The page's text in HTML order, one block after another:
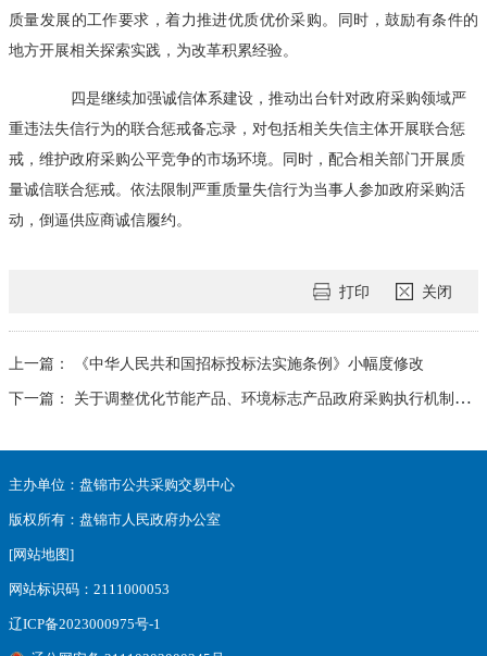
质量发展的工作要求，着力推进优质优价采购。同时，鼓励有条件的
地方开展相关探索实践，为改革积累经验。
四是继续加强诚信体系建设，推动出台针对政府采购领域严
重违法失信行为的联合惩戒备忘录，对包括相关失信主体开展联合惩
戒，维护政府采购公平竞争的市场环境。同时，配合相关部门开展质
量诚信联合惩戒。依法限制严重质量失信行为当事人参加政府采购活
动，倒逼供应商诚信履约。
打印 关闭
上一篇：
《中华人民共和国招标投标法实施条例》小幅度修改
下一篇：
关于调整优化节能产品、环境标志产品政府采购执行机制的通知
主办单位：盘锦市公共采购交易中心
版权所有：盘锦市人民政府办公室
[网站地图]
网站标识码：2111000053
辽ICP备2023000975号-1